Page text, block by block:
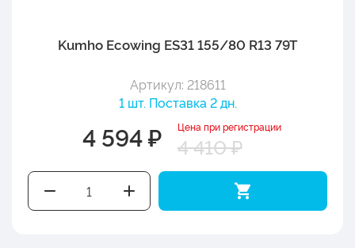
Kumho Ecowing ES31 155/80 R13 79T
Артикул: 218611
1 шт. Поставка 2 дн.
4 594 ₽ Цена при регистрации
4 410 ₽